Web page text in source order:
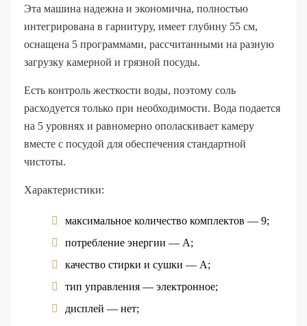
Эта машина надежна и экономична, полностью
интегрирована в гарнитуру, имеет глубину 55 см,
оснащена 5 программами, рассчитанными на разную
загрузку камерной и грязной посуды.
Есть контроль жесткости воды, поэтому соль
расходуется только при необходимости. Вода подается
на 5 уровнях и равномерно ополаскивает камеру
вместе с посудой для обеспечения стандартной
чистоты.
Характеристики:
максимальное количество комплектов — 9;
потребление энергии — А;
качество стирки и сушки — А;
тип управления — электронное;
дисплей — нет;